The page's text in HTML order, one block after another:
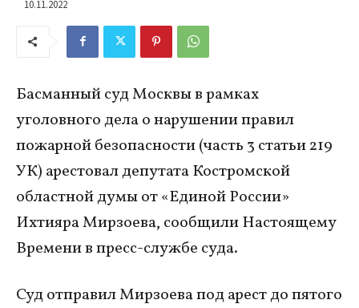
10.11.2022
Басманный суд Москвы в рамках
уголовного дела о нарушении правил
пожарной безопасности (часть 3 статьи 219
УК) арестовал депутата Костромской
областной думы от «Единой России»
Ихтияра Мирзоева, сообщили Настоящему
Времени в пресс-службе суда.
Суд отправил Мирзоева под арест до пятого